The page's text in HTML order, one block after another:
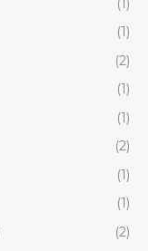
(1)
(1)
(2)
(1)
(1)
(2)
(1)
(1)
(2)